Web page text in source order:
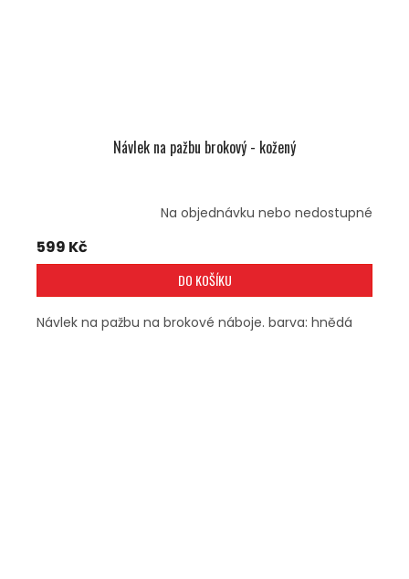
Návlek na pažbu brokový - kožený
Na objednávku nebo nedostupné
599 Kč
DO KOŠÍKU
Návlek na pažbu na brokové náboje. barva: hnědá